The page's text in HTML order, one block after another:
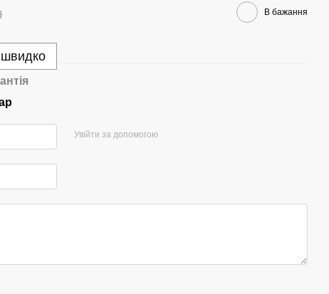
В бажання
Увійти за допомогою